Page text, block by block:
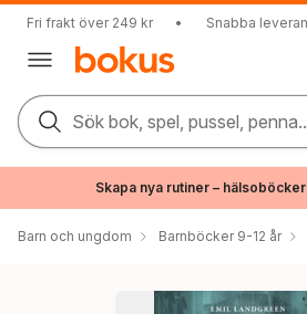
Fri frakt över 249 kr • Snabba
Sök bok, spel, pussel,
Skapa nya rutiner –
Barn och ungdom Barnböcker 9-12 år